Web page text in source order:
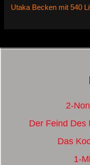
Utaka Becken mit 540
2-
Der Feind Des
Das
1-